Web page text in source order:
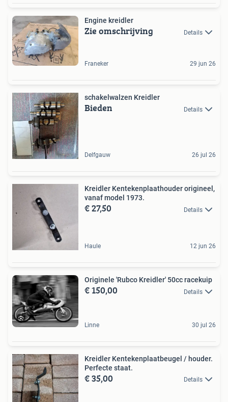
Engine kreidler
Zie omschrijving Details
Franeker 29 jun 26
schakelwalzen Kreidler
Bieden Details
Delfgauw 26 jul 26
Kreidler Kentekenplaathouder origineel,
vanaf model 1973.
€ 27,50 Details
Haule 12 jun 26
Originele 'Rubco Kreidler' 50cc racekuip
€ 150,00 Details
Linne 30 jul 26
Kreidler Kentekenplaatbeugel / houder.
Perfecte staat.
€ 35,00 Details